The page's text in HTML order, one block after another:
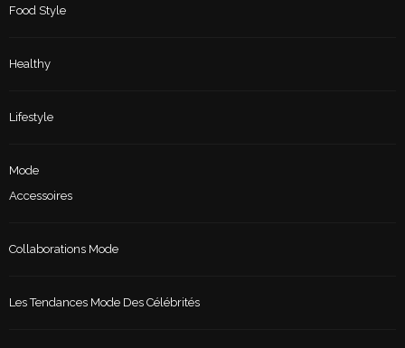
Food Style
Healthy
Lifestyle
Mode
Accessoires
Collaborations Mode
Les Tendances Mode Des Célébrités